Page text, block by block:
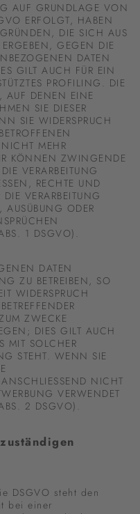
AUF GRUNDLAGE VON
ERFOLGT, HABEN
DIE SICH AUS
GEGEN DIE
DATEN
GILT AUCH FÜR EIN
PROFILING. DIE
AUF DENEN EINE
SIE DIESER
SIE WIDERSPRUCH
MEHR
KÖNNEN ZWINGENDE
VERARBEITUNG
RECHTE UND
VERARBEITUNG
ODER
1 DSGVO).
DATEN
ZU BETREIBEN, SO
WIDERSPRUCH
ZWECKE
DIES GILT AUCH
MIT SOLCHER
STEHT. WENN SIE
NICHT
VERWENDET
2 DSGVO).
DSGVO steht den
bei einer